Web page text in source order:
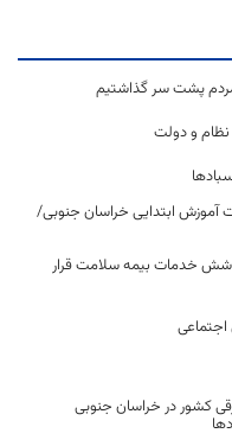
مردم پشت سر گذاشتیم
و دولت
آموزش ابتدایی خراسان جنوبی/
خدمات بیمه سلامت قرار
اجتماعی
کشور در خراسان جنوبی